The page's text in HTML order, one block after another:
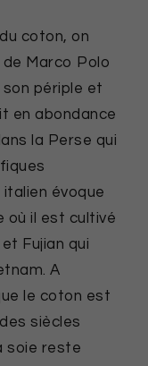
coton, on
Marco Polo
son périple et
en abondance
la Perse qui
italien évoque
où il est cultivé
Fujian qui
A
le coton est
siècles
soie reste